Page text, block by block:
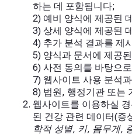
하는 데 포함됩니다;
2) 예비 양식에 제공된
3) 상세 양식에 제공된
4) 추가 분석 결과를 제
5) 양식과 문서에 제공
6) 사전 동의를 바탕으
7) 웹사이트 사용 분석
8) 법원, 행정기관 또는
웹사이트를 이용하실
된 건강 관련 데이터(증
학적 성별, 키, 몸무게,